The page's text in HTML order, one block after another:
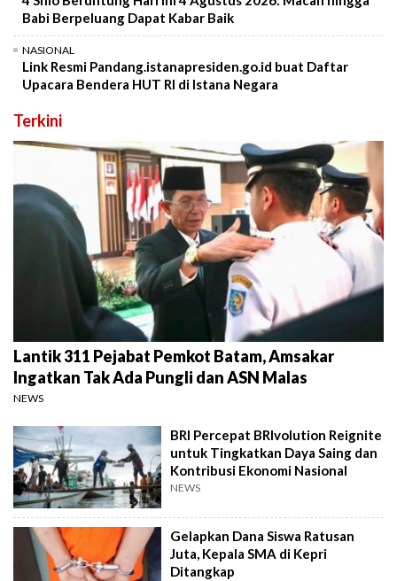
Babi Berpeluang Dapat Kabar Baik
NASIONAL
Link Resmi Pandang.istanapresiden.go.id buat Daftar
Upacara Bendera HUT RI di Istana Negara
Terkini
Lantik 311 Pejabat Pemkot Batam, Amsakar
Ingatkan Tak Ada Pungli dan ASN Malas
NEWS
BRI Percepat BRIvolution Reignite
untuk Tingkatkan Daya Saing dan
Kontribusi Ekonomi Nasional
NEWS
Gelapkan Dana Siswa Ratusan
Juta, Kepala SMA di Kepri
Ditangkap